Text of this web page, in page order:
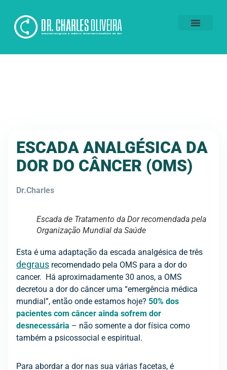
ESCADA ANALGÉSICA DA
DOR DO CÂNCER (OMS)
Dr.Charles
Escada de Tratamento da Dor recomendada pela
Organização Mundial da Saúde
Esta é uma adaptação da escada analgésica de três
degraus recomendado pela OMS para a dor do
cancer. Há aproximadamente 30 anos, a OMS
decretou a dor do câncer uma “emergência médica
mundial”, então onde estamos hoje? 50% dos
pacientes com câncer ainda sofrem dor
desnecessária – não somente a dor física como
também a psicossocial e espiritual.
Para abordar a dor nas sua várias facetas, é